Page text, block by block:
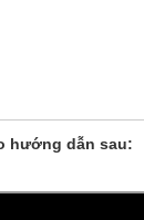
hướng dẫn sau: